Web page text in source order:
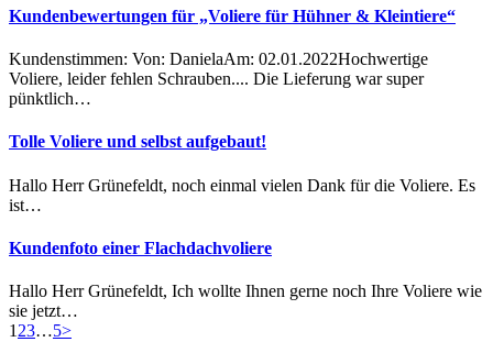
Kundenbewertungen für „Voliere für Hühner & Kleintiere“
Kundenstimmen: Von: DanielaAm: 02.01.2022Hochwertige
Voliere, leider fehlen Schrauben.... Die Lieferung war super
pünktlich…
Tolle Voliere und selbst aufgebaut!
Hallo Herr Grünefeldt, noch einmal vielen Dank für die Voliere. Es
ist…
Kundenfoto einer Flachdachvoliere
Hallo Herr Grünefeldt, Ich wollte Ihnen gerne noch Ihre Voliere wie
sie jetzt…
1 23…5>